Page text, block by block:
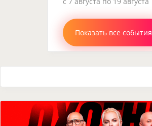
Показать все события